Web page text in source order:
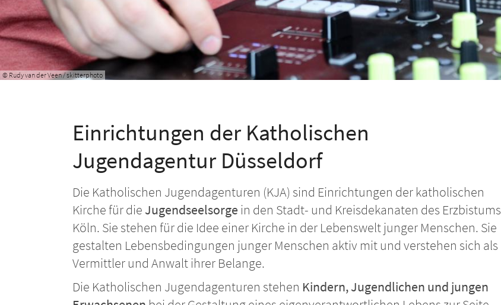
© Rudy van der Veen / skitterphoto
Einrichtungen der Katholischen
Jugendagentur Düsseldorf
Die Katholischen Jugendagenturen (KJA) sind Einrichtungen der katholischen
Kirche für die Jugendseelsorge in den Stadt- und Kreisdekanaten des Erzbistums
Köln. Sie stehen für die Idee einer Kirche in der Lebenswelt junger Menschen. Sie
gestalten Lebensbedingungen junger Menschen aktiv mit und verstehen sich als
Vermittler und Anwalt ihrer Belange.
Die Katholischen Jugendagenturen stehen Kindern, Jugendlichen und jungen